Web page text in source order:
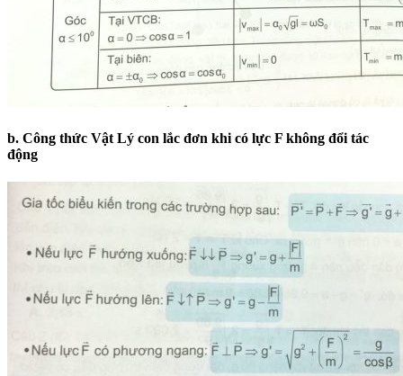
b. Công thức Vật Lý con lắc đơn khi có lực F không đổi tác
động